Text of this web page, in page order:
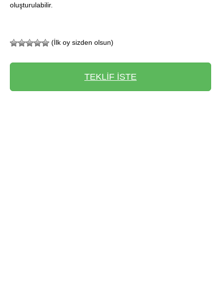
oluşturulabilir.
(İlk oy sizden olsun)
TEKLİF İSTE